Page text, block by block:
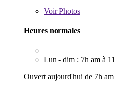
VoirPhotos
Heures normales
Lun - dim : 7h am à
Ouvert aujourd'hui de 7h am